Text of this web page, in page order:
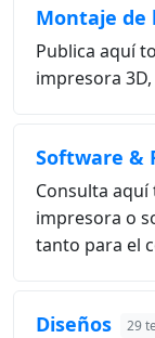
Montaje de
Publica aquí
impresora
Software &
Consulta
impresora o
tanto para el
Diseños 29